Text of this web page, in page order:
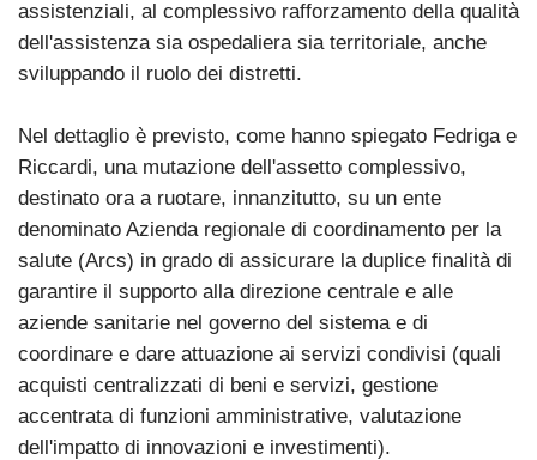
assistenziali, al complessivo rafforzamento della qualità
dell'assistenza sia ospedaliera sia territoriale, anche
sviluppando il ruolo dei distretti.
Nel dettaglio è previsto, come hanno spiegato Fedriga e
Riccardi, una mutazione dell'assetto complessivo,
destinato ora a ruotare, innanzitutto, su un ente
denominato Azienda regionale di coordinamento per la
salute (Arcs) in grado di assicurare la duplice finalità di
garantire il supporto alla direzione centrale e alle
aziende sanitarie nel governo del sistema e di
coordinare e dare attuazione ai servizi condivisi (quali
acquisti centralizzati di beni e servizi, gestione
accentrata di funzioni amministrative, valutazione
dell'impatto di innovazioni e investimenti).